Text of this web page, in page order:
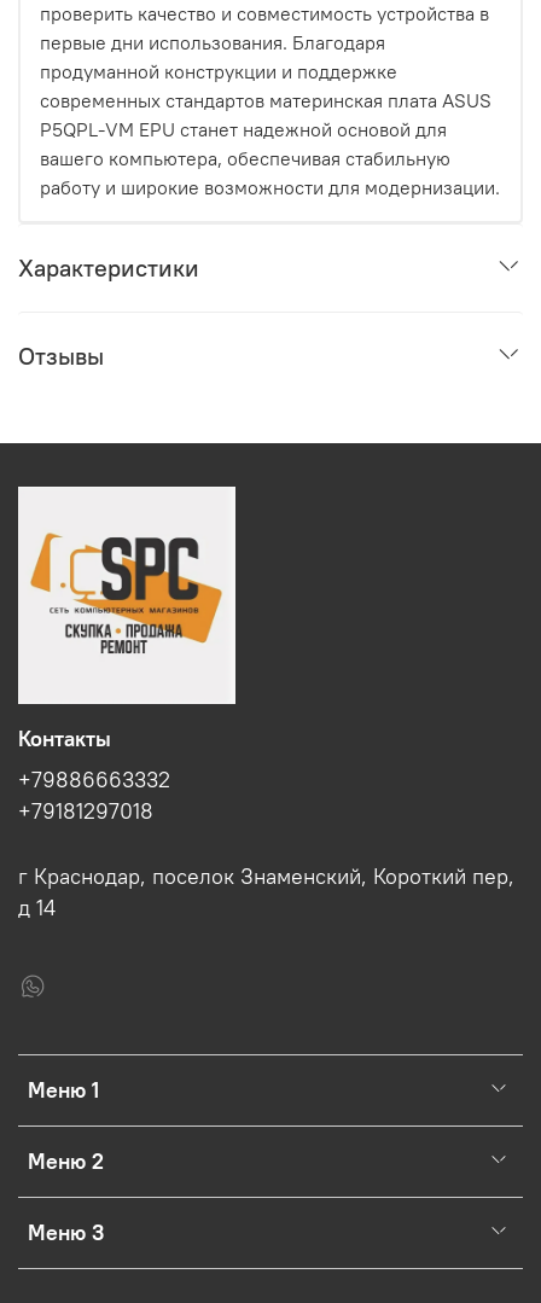
проверить качество и совместимость устройства в
первые дни использования. Благодаря
продуманной конструкции и поддержке
современных стандартов материнская плата ASUS
P5QPL-VM EPU станет надежной основой для
вашего компьютера, обеспечивая стабильную
работу и широкие возможности для модернизации.
Характеристики
Отзывы
Меню 1
Меню 2
Меню 3
Контакты
+79886663332
+79181297018
г Краснодар, поселок Знаменский, Короткий пер,
д 14